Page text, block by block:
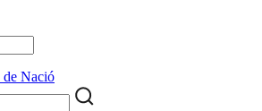
de Nació